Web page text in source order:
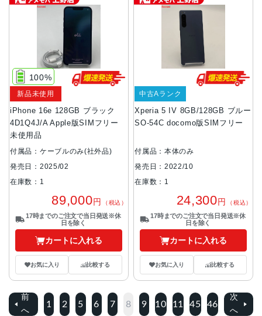
iPhone 16e 128GB ブラック
4D1Q4J/A Apple版SIMフリー
未使用品
100%
新品未使用
付属品：ケーブルのみ(社外品)
発売日：2025/02
在庫数：1
89,000円 （税込）
17時までのご注文で当日発送※休
日を除く
カートに入れる
お気に入り 比較する
Xperia 5 IV 8GB/128GB ブルー
SO-54C docomo版SIMフリー
中古Aランク
付属品：本体のみ
発売日：2022/10
在庫数：1
24,300円 （税込）
17時までのご注文で当日発送※休
日を除く
カートに入れる
お気に入り 比較する
前
へ
1 2 5 6 7 8 9 10 11 45 46
次
へ